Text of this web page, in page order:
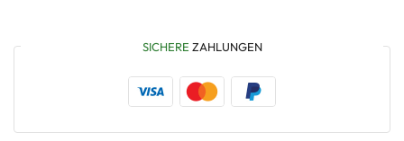
SICHERE ZAHLUNGEN